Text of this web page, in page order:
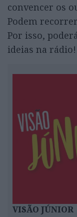
convencer os
Podem
Por isso,
ideias na rádio!
VISÃO JÚNIOR